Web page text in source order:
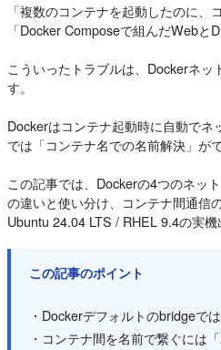
「複数のコンテナを起動したのに、
「Docker Composeで組んだWebと
こういったトラブルは、Dockerネ
す。
Dockerはコンテナ起動時に自動で
では「コンテナ名での名前解決」が
この記事では、Dockerの4つのネッ
の違いと使い分け、コンテナ間通信
Ubuntu 24.04 LTS / RHEL 9.4の実機
この記事のポイント
・Dockerデフォルトのbridgeで
・コンテナ間を名前で繋ぐには